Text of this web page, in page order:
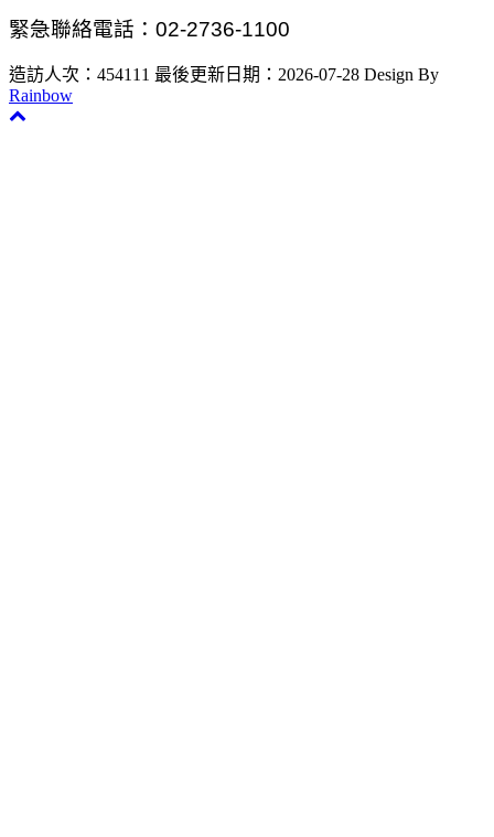
緊急聯絡電話：02-2736-1100
造訪人次：454111 最後更新日期：2026-07-28 Design By
Rainbow